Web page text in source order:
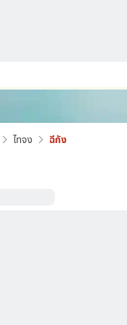
ไทจง ฉีกัง